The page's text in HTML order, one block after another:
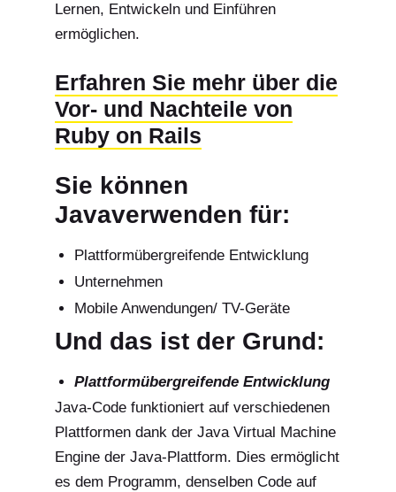
Lernen, Entwickeln und Einführen
ermöglichen.
Erfahren Sie mehr über die
Vor- und Nachteile von
Ruby on Rails
Sie können
Javaverwenden für:
Plattformübergreifende Entwicklung
Unternehmen
Mobile Anwendungen/ TV-Geräte
Und das ist der Grund:
Plattformübergreifende Entwicklung
Java-Code funktioniert auf verschiedenen
Plattformen dank der Java Virtual Machine
Engine der Java-Plattform. Dies ermöglicht
es dem Programm, denselben Code auf